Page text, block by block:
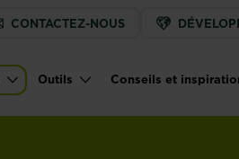
CONTACTEZ-NOUS
Outils Conseils et